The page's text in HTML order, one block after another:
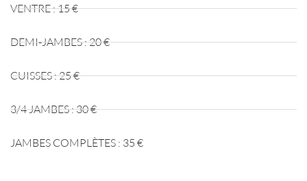
VENTRE : 15 €
DEMI-JAMBES : 20 €
CUISSES : 25 €
3/4 JAMBES : 30 €
JAMBES COMPLÈTES : 35 €